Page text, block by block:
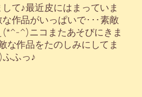
て♪最近皮にはまっていま
作品がいっぱいで･･･素敵
(*^-^)ニコまたあそびにきま
な作品をたのしみにしてま
ふふっ♪